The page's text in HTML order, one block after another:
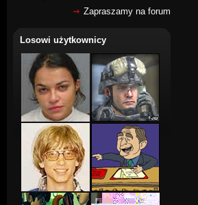
Zapraszamy na forum
Losowi użytkownicy